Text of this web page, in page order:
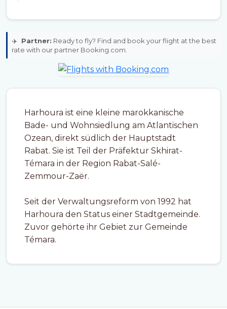
✈️ Partner: Ready to fly? Find and book your flight at the best
rate with our partner Booking.com.
Harhoura ist eine kleine marokkanische
Bade- und Wohnsiedlung am Atlantischen
Ozean, direkt südlich der Hauptstadt
Rabat. Sie ist Teil der Präfektur Skhirat-
Témara in der Region Rabat-Salé-
Zemmour-Zaër.
Seit der Verwaltungsreform von 1992 hat
Harhoura den Status einer Stadtgemeinde.
Zuvor gehörte ihr Gebiet zur Gemeinde
Témara.